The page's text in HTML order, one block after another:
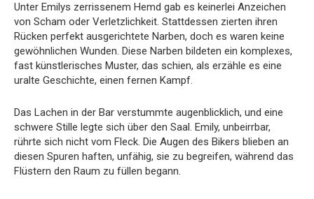
Unter Emilys zerrissenem Hemd gab es keinerlei Anzeichen
von Scham oder Verletzlichkeit. Stattdessen zierten ihren
Rücken perfekt ausgerichtete Narben, doch es waren keine
gewöhnlichen Wunden. Diese Narben bildeten ein komplexes,
fast künstlerisches Muster, das schien, als erzähle es eine
uralte Geschichte, einen fernen Kampf.
Das Lachen in der Bar verstummte augenblicklich, und eine
schwere Stille legte sich über den Saal. Emily, unbeirrbar,
rührte sich nicht vom Fleck. Die Augen des Bikers blieben an
diesen Spuren haften, unfähig, sie zu begreifen, während das
Flüstern den Raum zu füllen begann.